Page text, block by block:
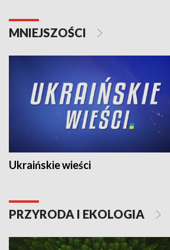
MNIEJSZOŚCI
Ukraińskie wieści
PRZYRODA I EKOLOGIA